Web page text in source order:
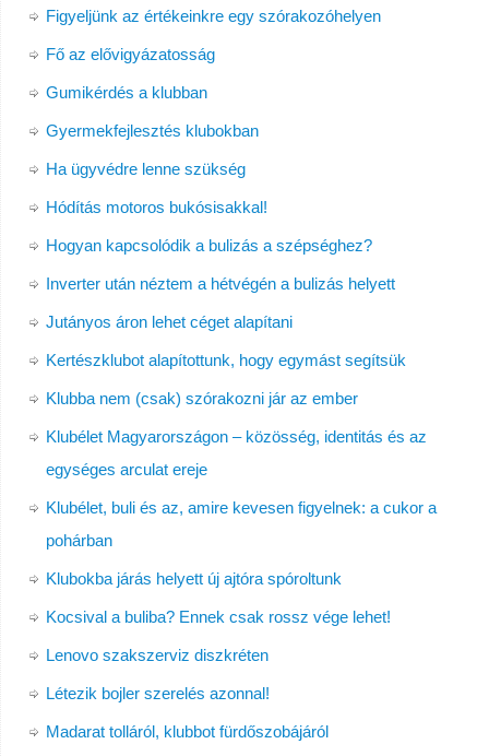
Figyeljünk az értékeinkre egy szórakozóhelyen
Fő az elővigyázatosság
Gumikérdés a klubban
Gyermekfejlesztés klubokban
Ha ügyvédre lenne szükség
Hódítás motoros bukósisakkal!
Hogyan kapcsolódik a bulizás a szépséghez?
Inverter után néztem a hétvégén a bulizás helyett
Jutányos áron lehet céget alapítani
Kertészklubot alapítottunk, hogy egymást segítsük
Klubba nem (csak) szórakozni jár az ember
Klubélet Magyarországon – közösség, identitás és az
egységes arculat ereje
Klubélet, buli és az, amire kevesen figyelnek: a cukor a
pohárban
Klubokba járás helyett új ajtóra spóroltunk
Kocsival a buliba? Ennek csak rossz vége lehet!
Lenovo szakszerviz diszkréten
Létezik bojler szerelés azonnal!
Madarat tolláról, klubbot fürdőszobájáról